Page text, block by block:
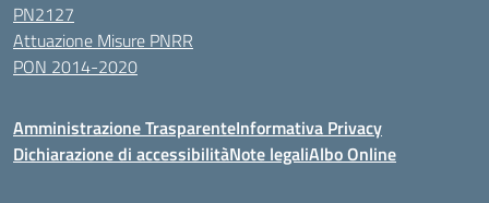
PN2127
Attuazione Misure PNRR
PON 2014-2020
Amministrazione TrasparenteInformativa Privacy
Dichiarazione di accessibilitàNote legaliAlbo Online